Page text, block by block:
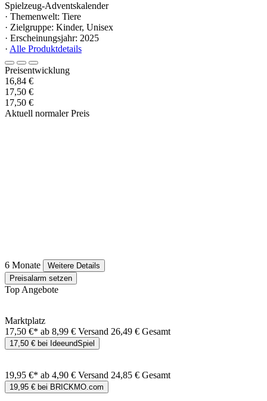
Spielzeug-Adventskalender
· Themenwelt: Tiere
· Zielgruppe: Kinder, Unisex
· Erscheinungsjahr: 2025
· Alle Produktdetails
Preisentwicklung
16,84 €
17,50 €
17,50 €
Aktuell normaler Preis
6 Monate
Weitere Details
Preisalarm setzen
Top Angebote
Marktplatz
17,50 €* ab 8,99 € Versand 26,49 € Gesamt
17,50 € bei IdeeundSpiel
19,95 €* ab 4,90 € Versand 24,85 € Gesamt
19,95 € bei BRICKMO.com